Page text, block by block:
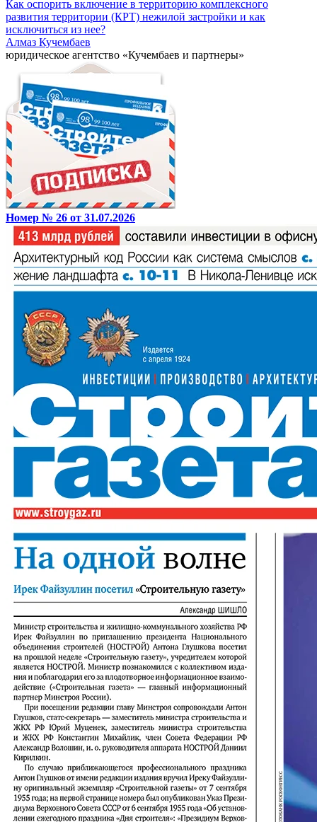
Как оспорить включение в территорию комплексного
развития территории (КРТ) нежилой застройки и как
исключиться из нее?
Алмаз Кучембаев
юридическое агентство «Кучембаев и партнеры»
Номер № 26 от 31.07.2026